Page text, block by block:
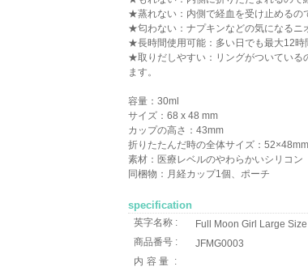
★蒸れない：内側で経血を受け止めるの
★匂わない：ナプキンなどの気になるニ
★長時間使用可能：多い日でも最大12時
★取りだしやすい：リングがついている
ます。
容量：30ml
サイズ：68 x 48 mm
カップの高さ：43mm
折りたたんだ時の全体サイズ：52×48mm
素材：医療レベルのやわらかいシリコン
同梱物：月経カップ1個、ポーチ
specification
英字名称 :
Full Moon Girl Large Size
商品番号 :
JFMG0003
内容量 :